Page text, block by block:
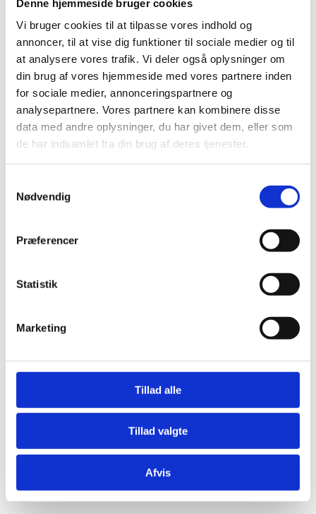
Denne hjemmeside bruger cookies
Vi bruger cookies til at tilpasse vores indhold og
annoncer, til at vise dig funktioner til sociale medier og til
at analysere vores trafik. Vi deler også oplysninger om
din brug af vores hjemmeside med vores partnere inden
for sociale medier, annonceringspartnere og
analysepartnere. Vores partnere kan kombinere disse
data med andre oplysninger, du har givet dem, eller som
de har indsamlet fra din brug af deres tjenester.
Nødvendig
Præferencer
Statistik
Marketing
Tillad alle
Tillad valgte
Afvis
Krystaller